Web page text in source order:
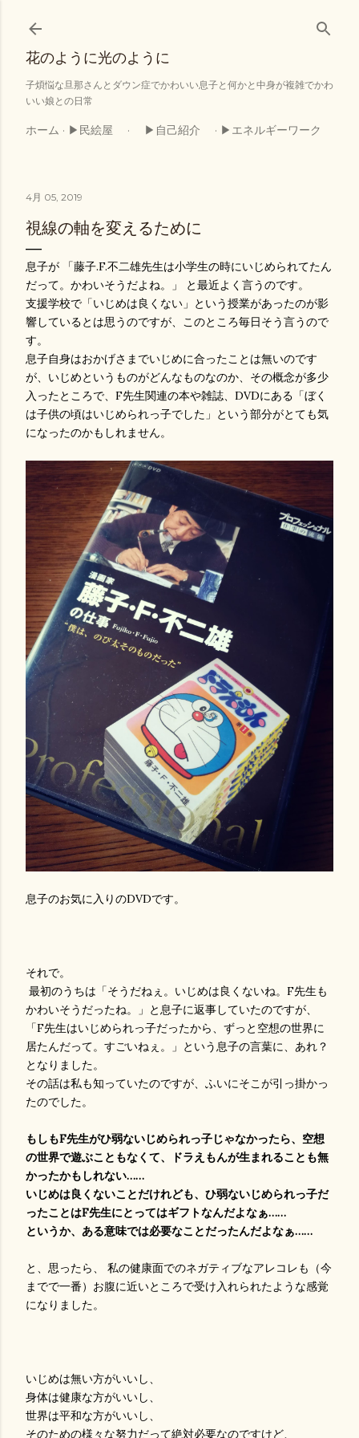
スキップしてメイン コンテンツに移動
花のように光のように
子煩悩な旦那さんとダウン症でかわいい息子と何かと中身が複雑でかわ
いい娘との日常
ホーム ▶民絵屋 ▶自己紹介 ▶エネルギーワーク
4月 05, 2019
視線の軸を変えるために
息子が 「藤子.F.不二雄先生は小学生の時にいじめられてたん
だって。かわいそうだよね。」 と最近よく言うのです。
支援学校で「いじめは良くない」という授業があったのが影
響しているとは思うのですが、このところ毎日そう言うので
す。
息子自身はおかげさまでいじめに合ったことは無いのです
が、いじめというものがどんなものなのか、その概念が多少
入ったところで、F先生関連の本や雑誌、DVDにある「ぼく
は子供の頃はいじめられっ子でした」という部分がとても気
になったのかもしれません。
息子のお気に入りのDVDです。
それで。
最初のうちは「そうだねぇ。いじめは良くないね。F先生も
かわいそうだったね。」と息子に返事していたのですが、
「F先生はいじめられっ子だったから、ずっと空想の世界に
居たんだって。すごいねぇ。」という息子の言葉に、あれ？
となりました。
その話は私も知っていたのですが、ふいにそこが引っ掛かっ
たのでした。
もしもF先生がひ弱ないじめられっ子じゃなかったら、空想
の世界で遊ぶこともなくて、ドラえもんが生まれることも無
かったかもしれない……
いじめは良くないことだけれども、ひ弱ないじめられっ子だ
ったことはF先生にとってはギフトなんだよなぁ……
というか、ある意味では必要なことだったんだよなぁ……
と、思ったら、 私の健康面でのネガティブなアレコレも（今
までで一番）お腹に近いところで受け入れられたような感覚
になりました。
いじめは無い方がいいし、
身体は健康な方がいいし、
世界は平和な方がいいし、
そのための様々な努力だって絶対必要なのですけど、